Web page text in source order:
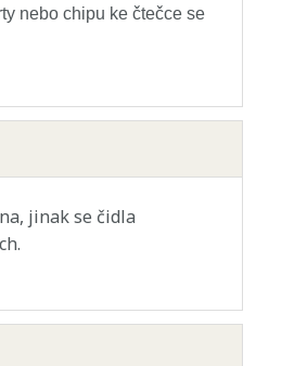
nebo chipu ke čtečce se
jinak se čidla